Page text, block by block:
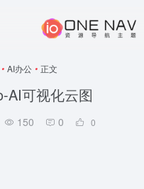
• AI办公 • 正文
AI可视化云图
150 0 0